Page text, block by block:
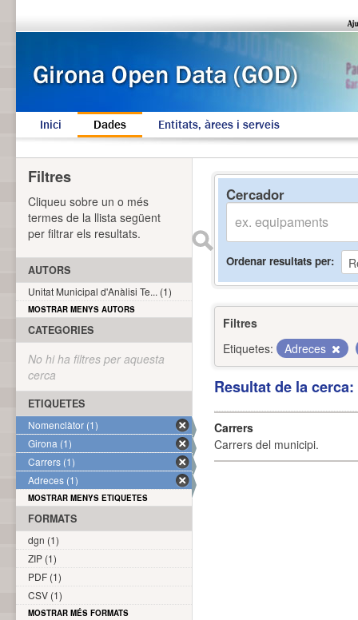
Inici Dades Entitats, àrees i serveis
Cercador
Ordenar resultats per
Filtres
Etiquetes:
Adreces
Resultat de la
Carrers
Carrers del municipi.
Filtres
Cliqueu sobre un o més
termes de la llista següent
per filtrar els resultats.
AUTORS
Unitat Municipal d'Anàlisi Te... (1)
MOSTRAR MENYS AUTORS
CATEGORIES
No hi ha filtres per aquesta
cerca
ETIQUETES
Nomenclàtor (1)
Girona (1)
Carrers (1)
Adreces (1)
MOSTRAR MENYS ETIQUETES
FORMATS
dgn (1)
ZIP (1)
PDF (1)
CSV (1)
MOSTRAR MÉS FORMATS